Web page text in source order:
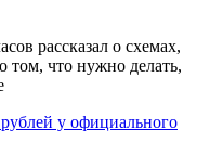
рассказал о схемах,
что нужно делать,
у официального